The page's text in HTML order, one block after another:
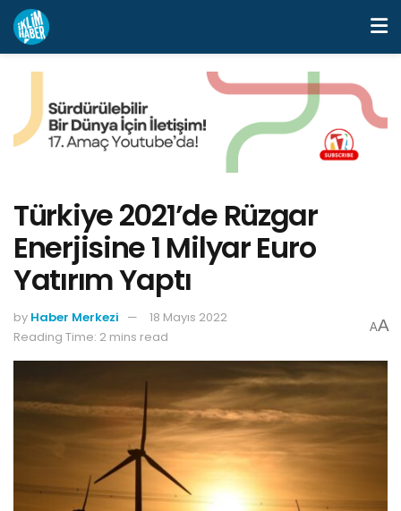
Türkiye 2021’de Rüzgar
Enerjisine 1 Milyar Euro
Yatırım Yaptı
by Haber Merkezi
18 Mayıs 2022
Reading Time: 2 mins read
AA